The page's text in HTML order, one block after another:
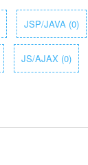
JSP/JAVA (0)
JS/AJAX (0)